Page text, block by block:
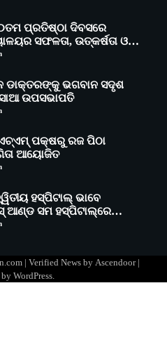
ଡାକ୍ତରଙ୍କୁ ଭଗବାନ ସଦୃଶ
ଉପସଭାପତି
ପକ୍ଷରୁ ରଜ ପିଠା
ଆୟୋଜିତ
ହସ୍ପିଟାଲ୍ ଭାବେ
ସମ ହସ୍ପିଟାଲ୍‌ରେ
ଡିଜିସ୍କାନର ସ୍ଥାପନ
ରାୱେ କାର୍ଯ୍ୟକ୍ରମ ଅଧୀନରେ
୧୬ଟି କୃଷକ ପ୍ରଶିକ୍ଷଣ
ଆୟୋଜିତ
ସଫଳତା, ଉତ୍କର୍ଷତା ଓ
| Verified News by Ascendoor|
by WordPress.